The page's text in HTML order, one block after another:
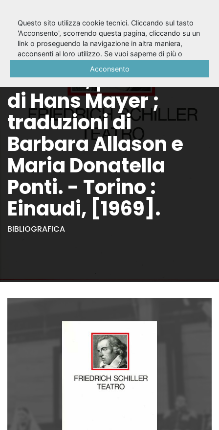
Teatro / Friedrich
Schiller ; prefazione
di Hans Mayer ;
traduzioni di
Barbara Allason e
Maria Donatella
Ponti. - Torino :
Einaudi, [1969].
BIBLIOGRAFICA
Questo sito utilizza cookie tecnici. Cliccando sul tasto
'Acconsento', scorrendo questa pagina, cliccando su un
link o proseguendo la navigazione in altra maniera,
acconsenti al loro utilizzo. Se vuoi saperne di più o
Acconsento